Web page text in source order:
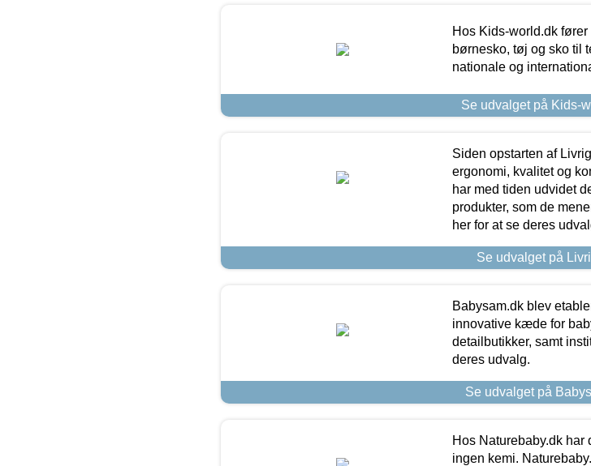
Hos Kids-world.dk
børnesko, tøj og sko til
nationale og
Se udvalget på Kids-
Siden opstarten af
ergonomi, kvalitet og
har med tiden udvidet
produkter, som de
her for at se deres
Se udvalget på
Babysam.dk blev
innovative kæde for
detailbutikker, samt
deres udvalg.
Se udvalget på
Hos Naturebaby.dk
ingen kemi.